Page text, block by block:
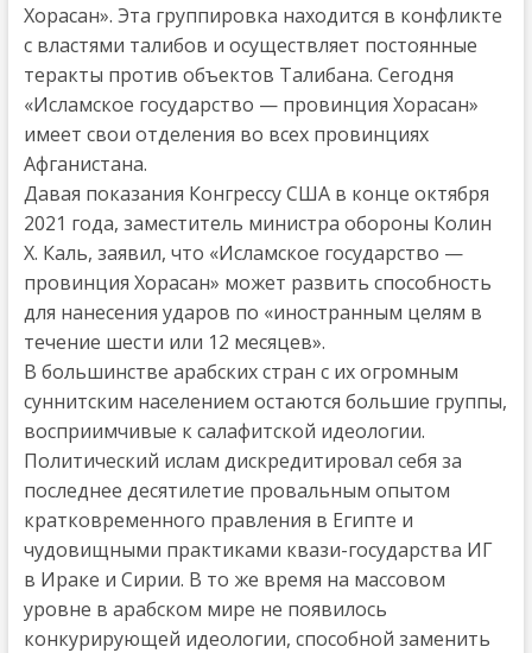
Хорасан». Эта группировка находится в конфликте
с властями талибов и осуществляет постоянные
теракты против объектов Талибана. Сегодня
«Исламское государство — провинция Хорасан»
имеет свои отделения во всех провинциях
Афганистана.
Давая показания Конгрессу США в конце октября
2021 года, заместитель министра обороны Колин
Х. Каль, заявил, что «Исламское государство —
провинция Хорасан» может развить способность
для нанесения ударов по «иностранным целям в
течение шести или 12 месяцев».
В большинстве арабских стран с их огромным
суннитским населением остаются большие группы,
восприимчивые к салафитской идеологии.
Политический ислам дискредитировал себя за
последнее десятилетие провальным опытом
кратковременного правления в Египте и
чудовищными практиками квази-государства ИГ
в Ираке и Сирии. В то же время на массовом
уровне в арабском мире не появилось
конкурирующей идеологии, способной заменить